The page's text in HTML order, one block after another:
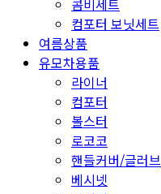
컴포터 보닛세트
여름상품
유모차용품
라이너
컴포터
볼스터
로코코
핸들커버/글러브
베시넷